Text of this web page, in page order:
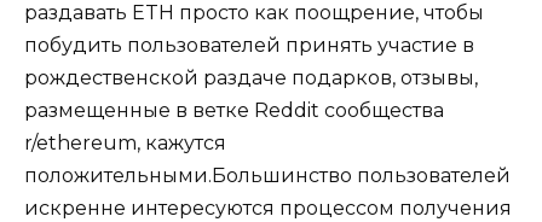
раздавать ETH просто как поощрение, чтобы
побудить пользователей принять участие в
рождественской раздаче подарков, отзывы,
размещенные в ветке Reddit сообщества
r/ethereum, кажутся
положительными.Большинство пользователей
искренне интересуются процессом получения